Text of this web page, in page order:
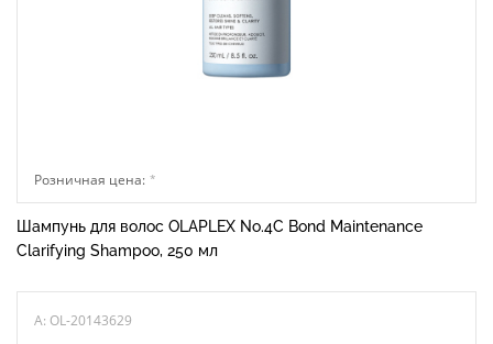
Розничная цена: *
Шампунь для волос OLAPLEX No.4C Bond Maintenance
Clarifying Shampoo, 250 мл
A: OL-20143629